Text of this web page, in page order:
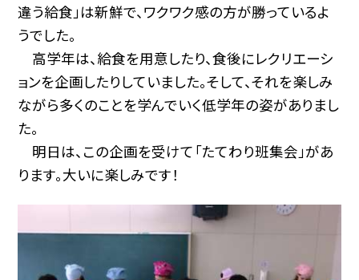
違う給食」は新鮮で、ワクワク感の方が勝っているよ
うでした。
高学年は、給食を用意したり、食後にレクリエーシ
ョンを企画したりしていました。そして、それを楽しみ
ながら多くのことを学んでいく低学年の姿がありまし
た。
明日は、この企画を受けて「たてわり班集会」があ
ります。大いに楽しみです！